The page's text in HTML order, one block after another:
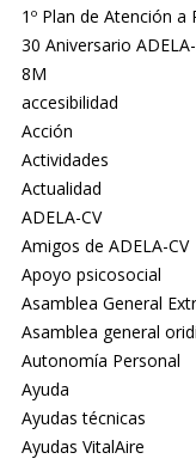
1º Plan de Atención a
30 Aniversario
8M
accesibilidad
Acción
Actividades
Actualidad
ADELA-CV
Amigos de ADELA-CV
Apoyo psicosocial
Asamblea General
Asamblea general
Autonomía Personal
Ayuda
Ayudas técnicas
Ayudas VitalAire